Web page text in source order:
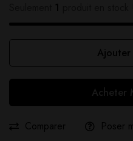
1
Ajouter
Acheter
Comparer Poser